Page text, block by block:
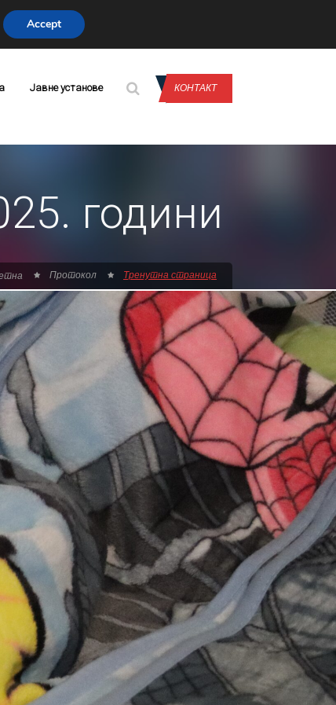
Јавне установе КОНТАКТ
години
Протокол Тренутна страница
Accept